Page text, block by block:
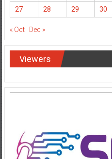
« Oct Dec »
Viewers